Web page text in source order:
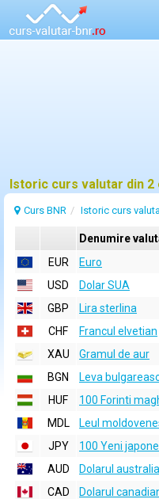
Istoric curs valutar din 2
Curs BNR Istoric curs
Denumire
EUR
Euro
USD
Dolar SUA
GBP
Lira sterlina
CHF
Francul elvetian
XAU
Gramul de aur
BGN
Leva
HUF
100 Forinti
MDL
Leul
JPY
100 Yeni
AUD
Dolarul
CAD
Dolarul